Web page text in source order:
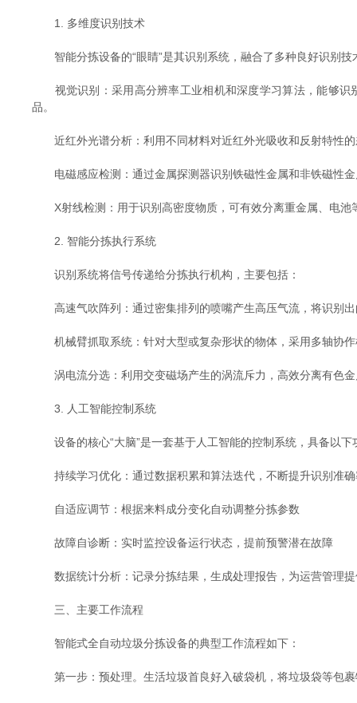
1. 多维度识别技术
智能分拣设备的“眼睛”是其识别系统，融合了多种良好识别技
视觉识别：采用高分辨率工业相机和深度学习算法，能够识
品。
近红外光谱分析：利用不同材料对近红外光吸收和反射特性的
电磁感应检测：通过金属探测器识别铁磁性金属和非铁磁性金
X射线检测：用于识别高密度物质，可有效分离重金属、电池
2. 智能分拣执行系统
识别系统将信号传递给分拣执行机构，主要包括：
高速气吹阵列：通过密集排列的喷嘴产生高压气流，将识别出
机械臂抓取系统：针对大型或复杂形状的物体，采用多轴协作
涡电流分选：利用交变磁场产生的涡流斥力，高效分离有色金
3. 人工智能控制系统
设备的核心“大脑”是一套基于人工智能的控制系统，具备以下
持续学习优化：通过数据积累和算法迭代，不断提升识别准确
自适应调节：根据来料成分变化自动调整分拣参数
故障自诊断：实时监控设备运行状态，提前预警潜在故障
数据统计分析：记录分拣结果，生成处理报告，为运营管理提
三、主要工作流程
智能式全自动垃圾分拣设备的典型工作流程如下：
第一步：预处理。生活垃圾首良好入破袋机，将垃圾袋等包裹